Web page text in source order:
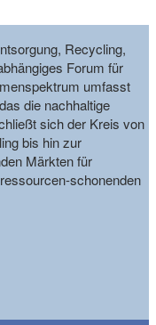
Recycling,
Forum für
umfasst
die nachhaltige
sich der Kreis von
bis hin zur
Märkten für
schonenden